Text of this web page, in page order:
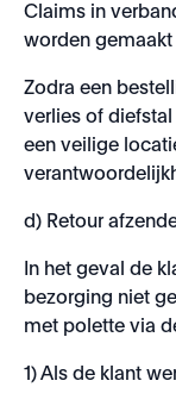
Claims in
worden
Zodra een
verlies of
een veilige
d) Retour
In het geval de
bezorging niet
met polette via
1) Als de klant